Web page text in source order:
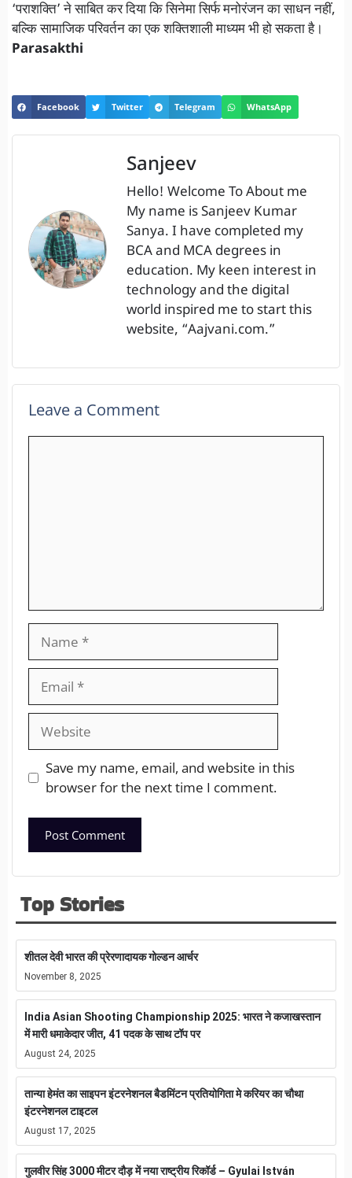
‘पराशक्ति’ ने साबित कर दिया कि सिनेमा सिर्फ मनोरंजन का साधन नहीं,
बल्कि सामाजिक परिवर्तन का एक शक्तिशाली माध्यम भी हो सकता है।
Parasakthi
Facebook Twitter Telegram WhatsApp
Sanjeev
Hello! Welcome To About me
My name is Sanjeev Kumar
Sanya. I have completed my
BCA and MCA degrees in
education. My keen interest in
technology and the digital
world inspired me to start this
website, “Aajvani.com.”
Leave a Comment
Save my name, email, and website in this
browser for the next time I comment.
Top Stories
शीतल देवी भारत की प्रेरणादायक गोल्डन आर्चर
November 8, 2025
India Asian Shooting Championship 2025: भारत ने कजाखस्तान
में मारी धमाकेदार जीत, 41 पदक के साथ टॉप पर
August 24, 2025
तान्या हेमंत का साइपन इंटरनेशनल बैडमिंटन प्रतियोगिता मे करियर का चौथा
इंटरनेशनल टाइटल
August 17, 2025
गुलवीर सिंह 3000 मीटर दौड़ में नया राष्ट्रीय रिकॉर्ड – Gyulai István